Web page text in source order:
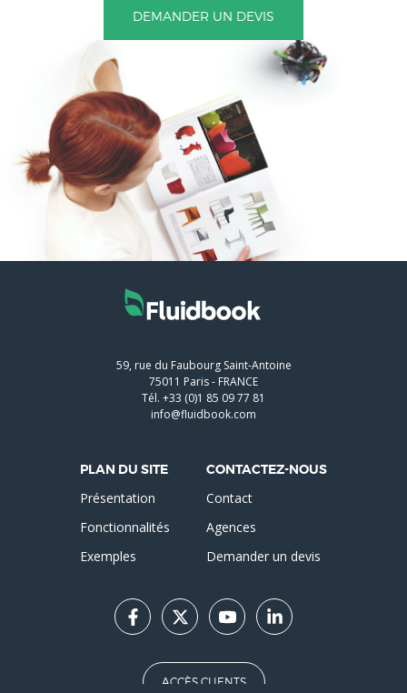
DEMANDER UN DEVIS
59, rue du Faubourg Saint-Antoine
75011 Paris- FRANCE
Tél. +33 (0)1 85 09 77 81
info@fluidbook.com
PLAN DU SITE
Présentation
Fonctionnalités
Exemples
CONTACTEZ-NOUS
Contact
Agences
Demander un devis
ACCÈS CLIENTS